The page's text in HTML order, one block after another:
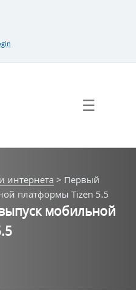
☰
интернета > Первый
платформы Tizen 5.5
мобильной